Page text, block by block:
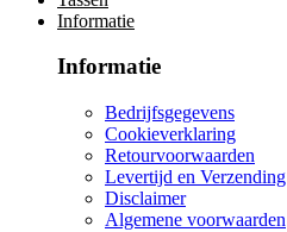
Informatie
Informatie
Bedrijfsgegevens
Cookieverklaring
Retourvoorwaarden
Levertijd en Verzending
Disclaimer
Algemene voorwaarden